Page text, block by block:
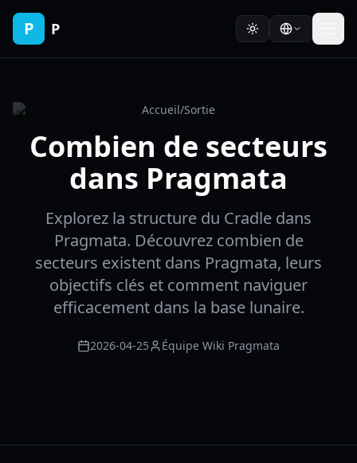
P P
Accueil/Sortie
Combien de secteurs
dans Pragmata
Explorez la structure du Cradle dans
Pragmata. Découvrez combien de
secteurs existent dans Pragmata, leurs
objectifs clés et comment naviguer
efficacement dans la base lunaire.
2026-04-25 Équipe Wiki Pragmata